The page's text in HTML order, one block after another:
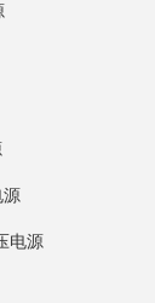
源
电源